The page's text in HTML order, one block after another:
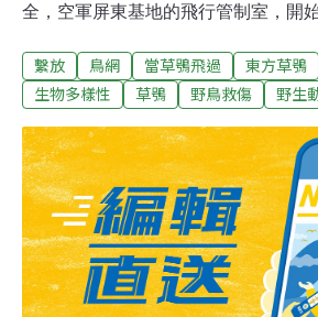
全，空軍屏東基地的飛行管制室，開
了檢視跑道，巡查機場內為防止飛鳥
是重點工作之一，因過程中有機會發
草生環境日益縮減，而軍方機場周邊
草生地，因而成為草鴞棲地環境之一
必爭搶生機「中網的鳥最怕在太陽下
這是有著豐富野生動物救傷經驗的曾
因此，每當他接到飛行管制室人員通
時，總是立即趕赴現場，以求掌握最
「我曾經一天三趟，趕往屏東機場搶
繫放 鳥網 當草鴞飛過 東方草鴞
生物多樣性
草鴞 野鳥救傷 野生